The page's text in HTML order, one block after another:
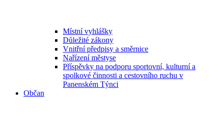
Místní vyhlášky
Důležité zákony
Vnitřní předpisy a směrnice
Nařízení městyse
Příspěvky na podporu sportovní, kulturní a
spolkové činnosti a cestovního ruchu v
Panenském Týnci
Občan